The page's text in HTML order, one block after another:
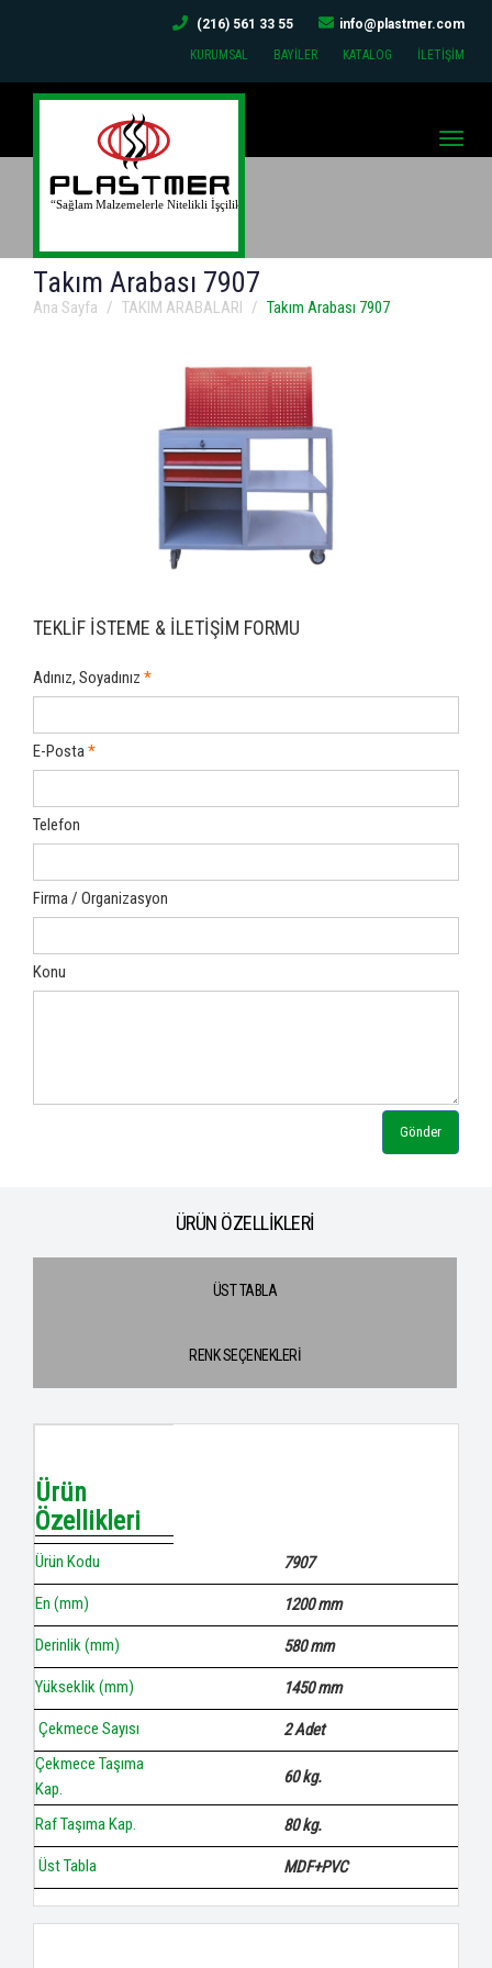
(216) 561 33 55
info@plastmer.com
KURUMSAL
BAYİLER KATALOG İLETİŞİM
Toggle
Takım Arabası 7907
Ana Sayfa TAKIM ARABALARI Takım Arabası 7907
TEKLİF İSTEME & İLETİŞİM FORMU
Adınız, Soyadınız
E-Posta
Telefon
Firma / Organizasyon
Konu
Gönder
ÜRÜN ÖZELLİKLERİ
ÜST TABLA
RENK SEÇENEKLERİ
Ürün
Özellikleri
Ürün Kodu 7907
En (mm) 1200 mm
Derinlik (mm) 580 mm
Yükseklik (mm) 1450 mm
Çekmece Sayısı
2 Adet
Çekmece Taşıma
Kap.
60 kg.
Raf Taşıma Kap. 80 kg.
Üst Tabla MDF+PVC